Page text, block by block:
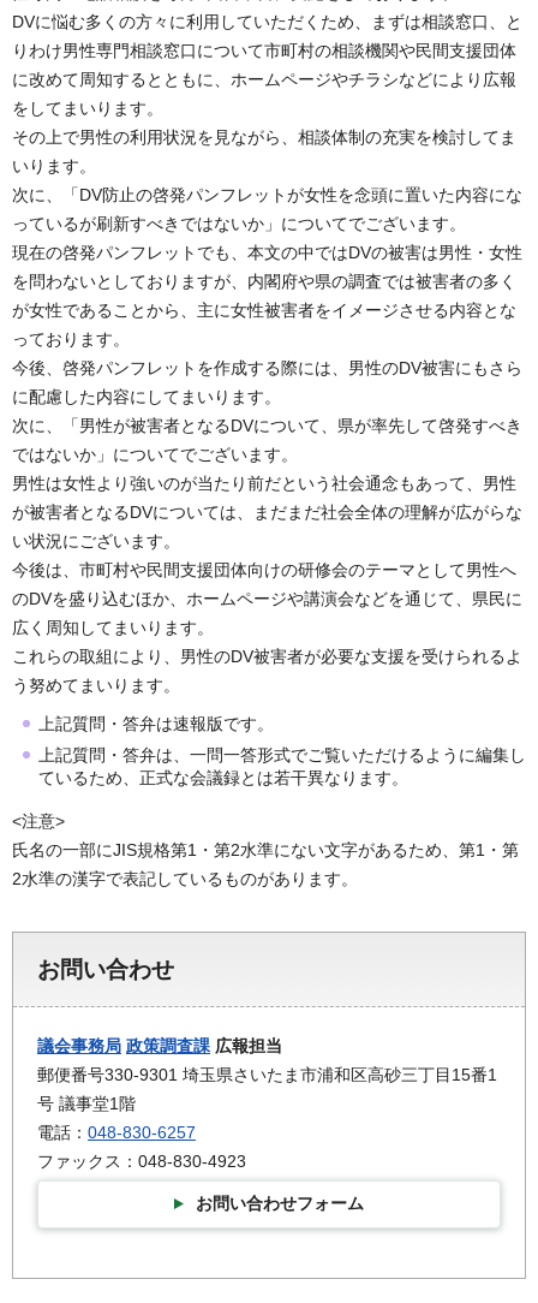
DVに悩む多くの方々に利用していただくため、まずは相談窓口、と
りわけ男性専門相談窓口について市町村の相談機関や民間支援団体
に改めて周知するとともに、ホームページやチラシなどにより広報
をしてまいります。
その上で男性の利用状況を見ながら、相談体制の充実を検討してま
いります。
次に、「DV防止の啓発パンフレットが女性を念頭に置いた内容にな
っているが刷新すべきではないか」についてでございます。
現在の啓発パンフレットでも、本文の中ではDVの被害は男性・女性
を問わないとしておりますが、内閣府や県の調査では被害者の多く
が女性であることから、主に女性被害者をイメージさせる内容とな
っております。
今後、啓発パンフレットを作成する際には、男性のDV被害にもさら
に配慮した内容にしてまいります。
次に、「男性が被害者となるDVについて、県が率先して啓発すべき
ではないか」についてでございます。
男性は女性より強いのが当たり前だという社会通念もあって、男性
が被害者となるDVについては、まだまだ社会全体の理解が広がらな
い状況にございます。
今後は、市町村や民間支援団体向けの研修会のテーマとして男性へ
のDVを盛り込むほか、ホームページや講演会などを通じて、県民に
広く周知してまいります。
これらの取組により、男性のDV被害者が必要な支援を受けられるよ
う努めてまいります。
上記質問・答弁は速報版です。
上記質問・答弁は、一問一答形式でご覧いただけるように編集し
ているため、正式な会議録とは若干異なります。
<注意>
氏名の一部にJIS規格第1・第2水準にない文字があるため、第1・第
2水準の漢字で表記しているものがあります。
お問い合わせ
議会事務局 政策調査課 広報担当
郵便番号330-9301 埼玉県さいたま市浦和区高砂三丁目15番1
号 議事堂1階
電話： 048-830-6257
ファックス：048-830-4923
お問い合わせフォーム